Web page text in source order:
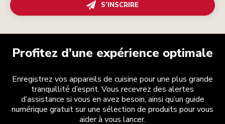
S’INSCRIRE
Profitez d’une expérience optimale
Enregistrez vos appareils de cuisine pour une plus grande
tranquillité d’esprit. Vous recevrez des alertes
d’assistance si vous en avez besoin, ainsi qu’un guide
numérique gratuit sur une sélection de produits pour vous
aider à vous lancer.